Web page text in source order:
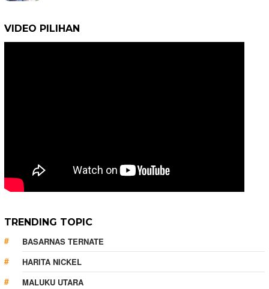
VIDEO PILIHAN
TRENDING TOPIC
BASARNAS TERNATE
HARITA NICKEL
MALUKU UTARA